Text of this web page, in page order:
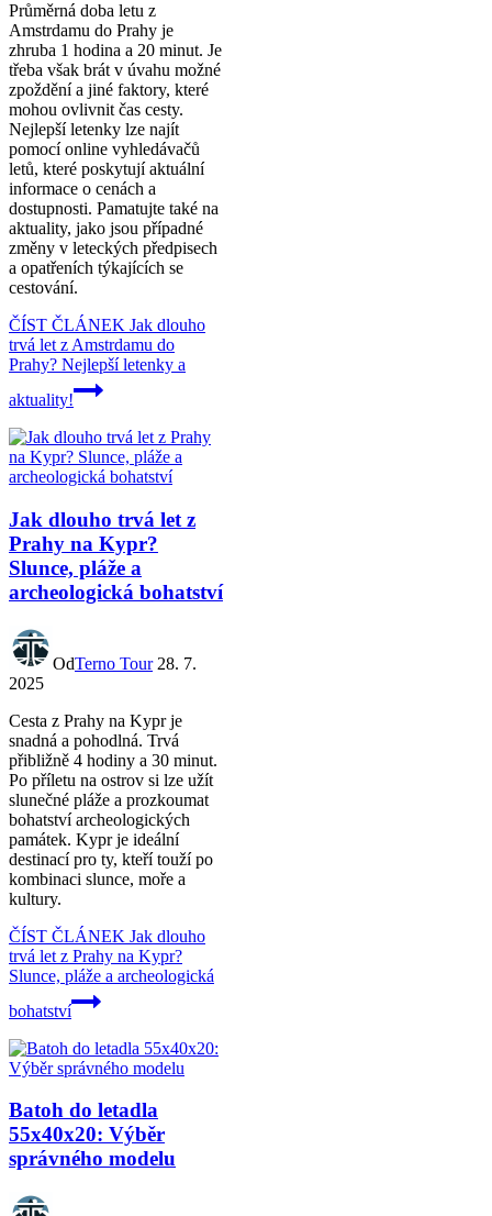
Průměrná doba letu z
Amstrdamu do Prahy je
zhruba 1 hodina a 20 minut. Je
třeba však brát v úvahu možné
zpoždění a jiné faktory, které
mohou ovlivnit čas cesty.
Nejlepší letenky lze najít
pomocí online vyhledávačů
letů, které poskytují aktuální
informace o cenách a
dostupnosti. Pamatujte také na
aktuality, jako jsou případné
změny v leteckých předpisech
a opatřeních týkajících se
cestování.
ČÍST ČLÁNEK Jak dlouho
trvá let z Amstrdamu do
Prahy? Nejlepší letenky a
aktuality!
Jak dlouho trvá let z
Prahy na Kypr?
Slunce, pláže a
archeologická bohatství
OdTerno Tour 28. 7.
2025
Cesta z Prahy na Kypr je
snadná a pohodlná. Trvá
přibližně 4 hodiny a 30 minut.
Po příletu na ostrov si lze užít
slunečné pláže a prozkoumat
bohatství archeologických
památek. Kypr je ideální
destinací pro ty, kteří touží po
kombinaci slunce, moře a
kultury.
ČÍST ČLÁNEK Jak dlouho
trvá let z Prahy na Kypr?
Slunce, pláže a archeologická
bohatství
Batoh do letadla
55x40x20: Výběr
správného modelu